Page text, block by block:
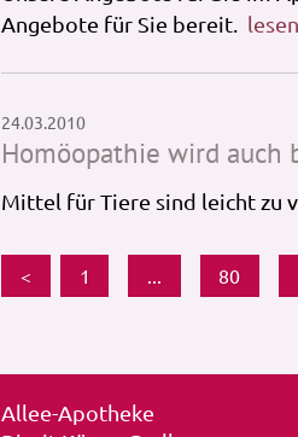
Angebote für Sie bereit.
24.03.2010
Homöopathie wird
Mittel für Tiere sind leicht zu
< 1 ... 80
Allee-Apotheke